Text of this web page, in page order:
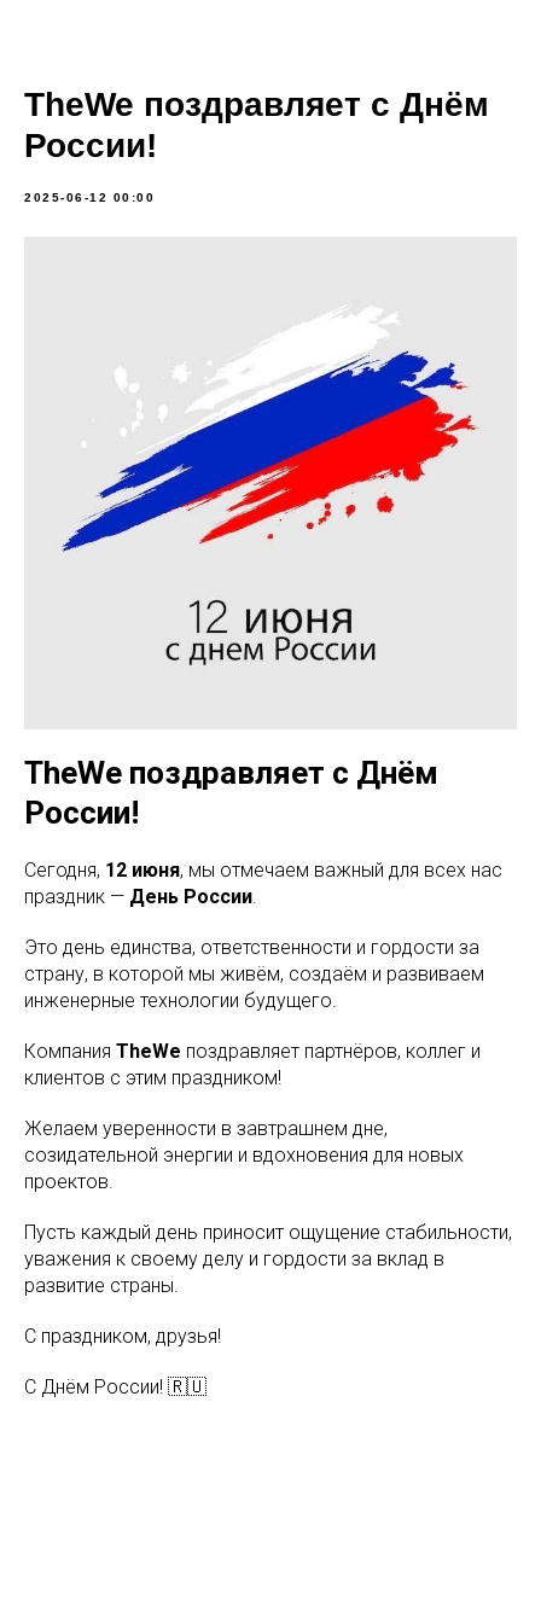
TheWe поздравляет с Днём
России!
2025-06-12 00:00
TheWe поздравляет с Днём
России!
Сегодня, 12 июня, мы отмечаем важный для всех нас
праздник — День России.
Это день единства, ответственности и гордости за
страну, в которой мы живём, создаём и развиваем
инженерные технологии будущего.
Компания TheWe поздравляет партнёров, коллег и
клиентов с этим праздником!
Желаем уверенности в завтрашнем дне,
созидательной энергии и вдохновения для новых
проектов.
Пусть каждый день приносит ощущение стабильности,
уважения к своему делу и гордости за вклад в
развитие страны.
С праздником, друзья!
С Днём России! 🇷🇺